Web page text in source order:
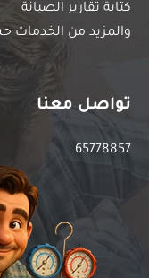
كتابة تقارير الصيانة
والمزيد من
تواصل معنا
65778857